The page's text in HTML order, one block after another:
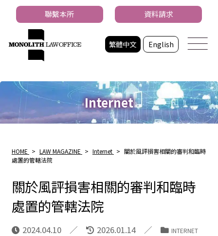
繁體中文 English
聯繫本所 資料請求
Internet
HOME > LAW MAGAZINE > Internet > 關於風評損害相關的審判和臨時
處置的管轄法院
關於風評損害相關的審判和臨時
處置的管轄法院
2024.04.10 2026.01.14 INTERNET